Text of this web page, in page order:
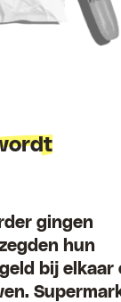
gingen
hun
bij elkaar